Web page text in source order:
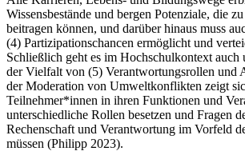
Wissensbestände und bergen Potenziale, die
beitragen können, und darüber hinaus muss
(4) Partizipationschancen ermöglicht und
Schließlich geht es im Hochschulkontext auch
der Vielfalt von (5) Verantwortungsrollen und
der Moderation von Umweltkonflikten zeigt
Teilnehmer*innen in ihren Funktionen und
unterschiedliche Rollen besetzen und Fragen
Rechenschaft und Verantwortung im Vorfeld
müssen (Philipp 2023).